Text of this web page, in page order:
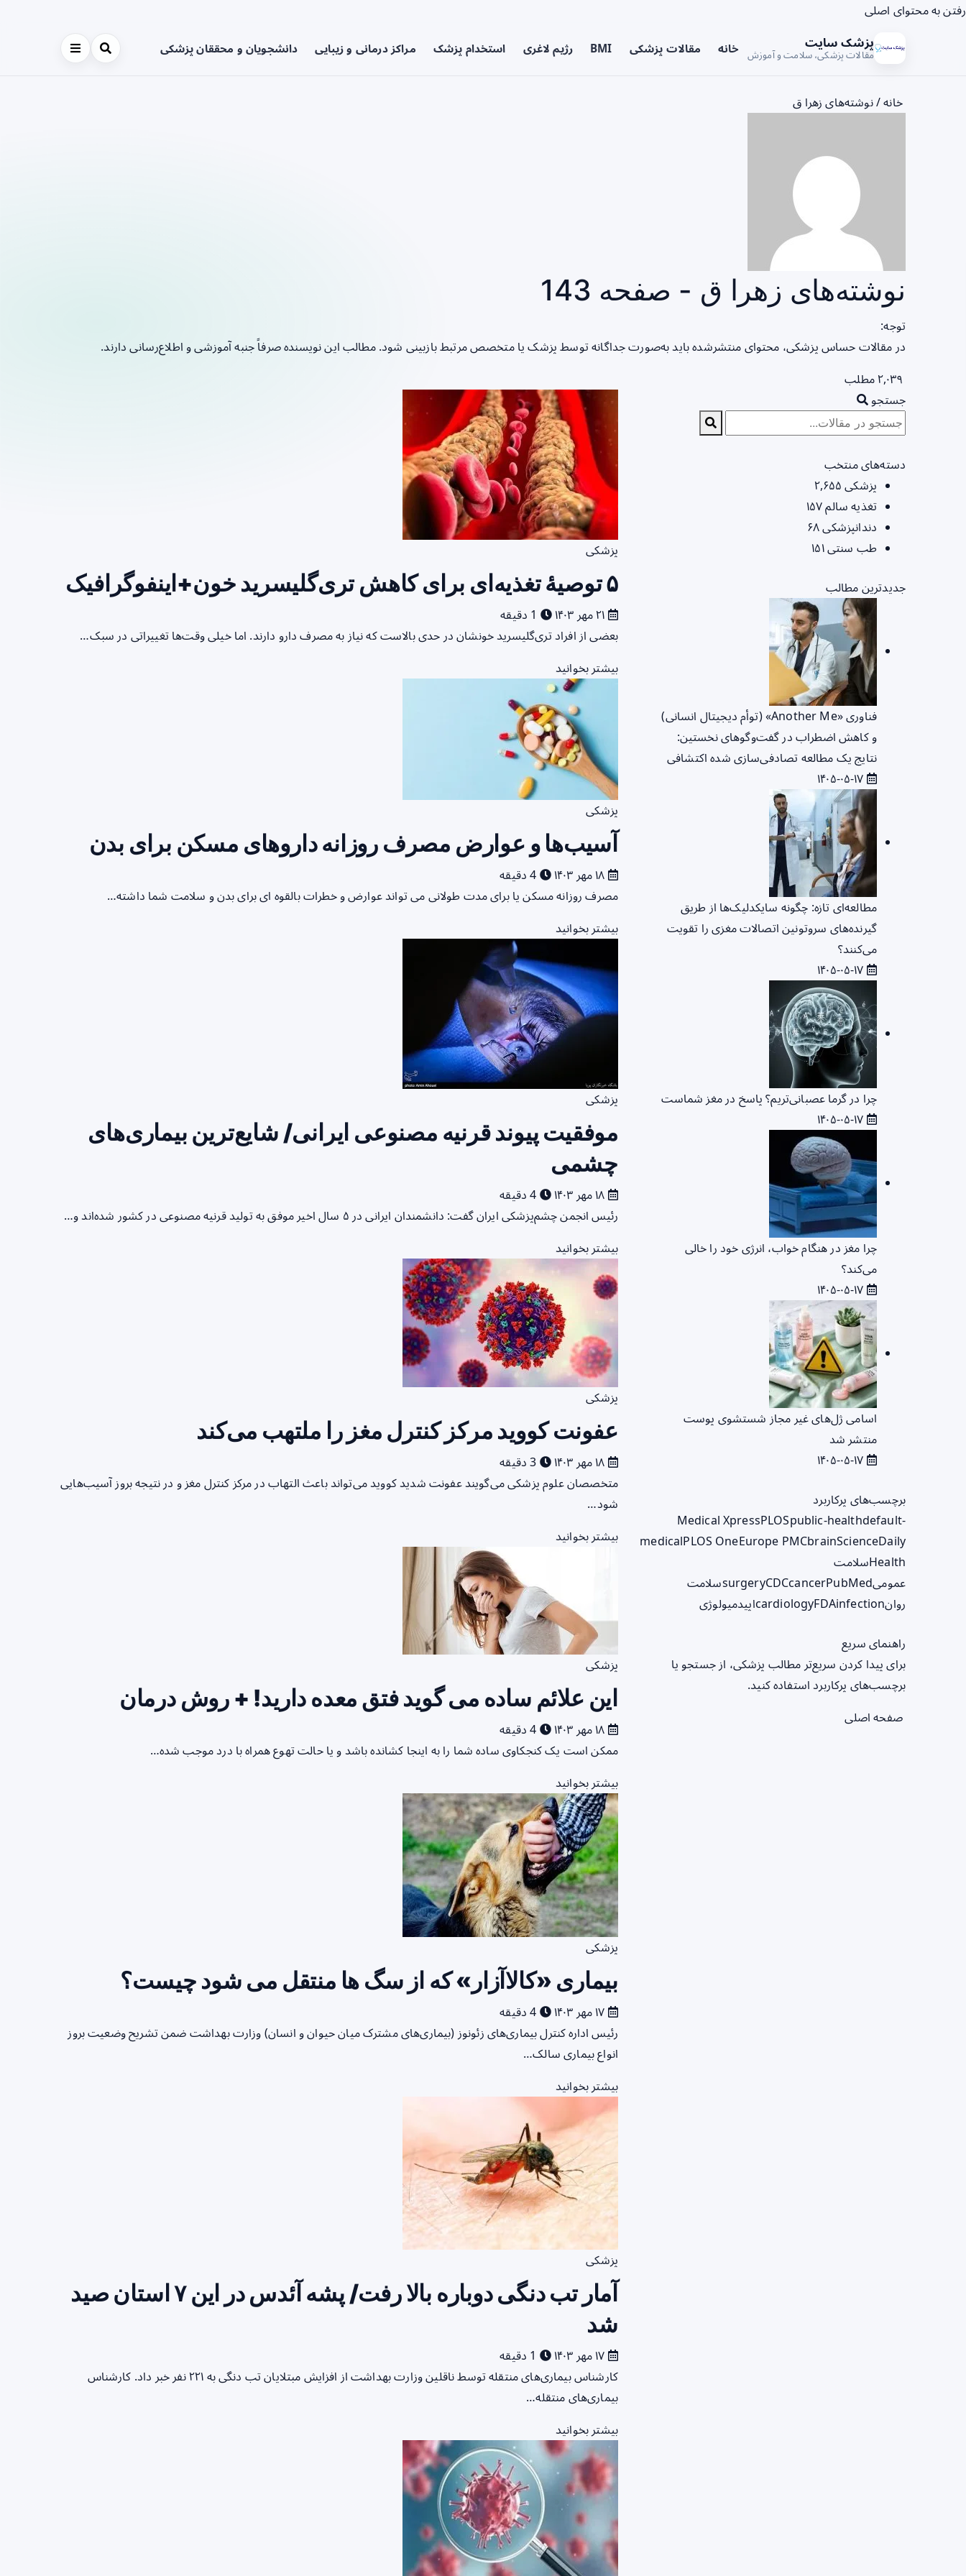
رفتن به محتوای اصلی
پزشک سایت
مقالات پزشکی، سلامت و آموزش خانه مقالات پزشکی BMI رژیم لاغری استخدام پزشک مراکز درمانی و زیبایی دانشجویان و محققان پزشکی
خانه/نوشته‌های زهرا ق
نوشته‌های زهرا ق - صفحه 143
توجه:
در مقالات حساس پزشکی، محتوای منتشرشده باید به‌صورت جداگانه توسط پزشک یا متخصص مرتبط بازبینی شود. مطالب این نویسنده صرفاً جنبه آموزشی و اطلاع‌رسانی دارند.
۲,۰۳۹ مطلب
پزشکی
۵ توصیۀ تغذیه‌ای برای کاهش تری‌گلیسرید خون+اینفوگرافیک
بعضی از افراد تری‌گلیسرید خونشان در حدی بالاست که نیاز به مصرف دارو دارند. اما خیلی وقت‌ها تغییراتی در سبک…
بیشتر بخوانید
پزشکی
آسیب‌ها و عوارض مصرف روزانه داروهای مسکن برای بدن
مصرف روزانه مسکن یا برای مدت طولانی می تواند عوارض و خطرات بالقوه ای برای بدن و سلامت شما داشته…
بیشتر بخوانید
پزشکی
موفقیت پیوند قرنیه مصنوعی ایرانی/ شایع‌ترین بیماری‌های
چشمی
رئیس انجمن چشم‌پزشکی ایران گفت: دانشمندان ایرانی در ۵ سال اخیر موفق به تولید قرنیه مصنوعی در کشور شده‌اند و…
بیشتر بخوانید
پزشکی
عفونت‌ کووید مرکز کنترل مغز را ملتهب می‌کند
متخصصان علوم پزشکی می‌گویند عفونت‌ شدید کووید می‌تواند باعث التهاب در مرکز کنترل مغز و در نتیجه بروز آسیب‌هایی
شود…
بیشتر بخوانید
پزشکی
این علائم ساده می گوید فتق معده دارید! + روش درمان
ممکن است یک کنجکاوی ساده شما را به اینجا کشانده باشد و یا حالت تهوع همراه با درد موجب شده…
بیشتر بخوانید
پزشکی
بیماری «کالاآزار» که از سگ ها منتقل می شود چیست؟
رئیس اداره کنترل بیماری‌های زئونوز (بیماری‌های مشترک میان حیوان و انسان) وزارت بهداشت ضمن تشریح وضعیت بروز
انواع بیماری سالک…
بیشتر بخوانید
پزشکی
آمار تب دنگی دوباره بالا رفت/ پشه آئدس در این ۷ استان صید
شد
کارشناس بیماری‌های منتقله توسط ناقلین وزارت بهداشت از افزایش مبتلایان تب دنگی به ۲۲۱ نفر خبر داد. کارشناس
بیماری‌های منتقله…
بیشتر بخوانید
جستجو
دسته‌های منتخب
پزشکی ۲,۶۵۵
تغذیه سالم۱۵۷
دندانپزشکی۶۸
طب سنتی۱۵۱
جدیدترین مطالب
فناوری «Another Me» (توأم دیجیتال انسانی)
و کاهش اضطراب در گفت‌وگوهای نخستین:
نتایج یک مطالعه تصادفی‌سازی شده اکتشافی
مطالعه‌ای تازه: چگونه سایکدلیک‌ها از طریق
گیرنده‌های سروتونین اتصالات مغزی را تقویت
می‌کنند؟
چرا در گرما عصبانی‌تریم؟ پاسخ در مغز شماست
چرا مغز در هنگام خواب، انرژی خود را خالی
می‌کند؟
اسامی ژل‌های غیر مجاز شستشوی پوست
منتشر شد
برچسب‌های پرکاربرد
Medical XpressPLOSpublic-healthdefault-
medicalPLOS OneEurope PMCbrainScienceDaily
Healthسلامت
عمومی
surgeryCDCcancerPubMed
سلامت
روان
cardiologyFDAinfection اپیدمیولوژی
راهنمای سریع
برای پیدا کردن سریع‌تر مطالب پزشکی، از جستجو یا
برچسب‌های پرکاربرد استفاده کنید.
صفحه اصلی